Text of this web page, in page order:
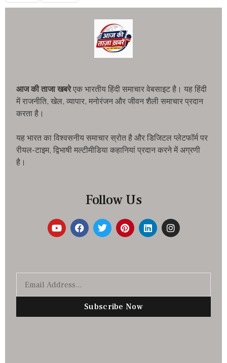
आज की ताजा खबरेएक भारतीय हिंदी समाचार वेबसाइट है। यह हिंदी
में राजनीति, खेल, व्यापार, मनोरंजन और जीवन शैली समाचार प्रदान
करता है।
यह भारत का विश्वसनीय समाचार स्रोत है और डिजिटल प्लेटफॉर्म पर
रीयल-टाइम, द्विभाषी मल्टीमीडिया कहानियां प्रदान करने में अग्रणी
है।
Follow Us
Subscribe Now